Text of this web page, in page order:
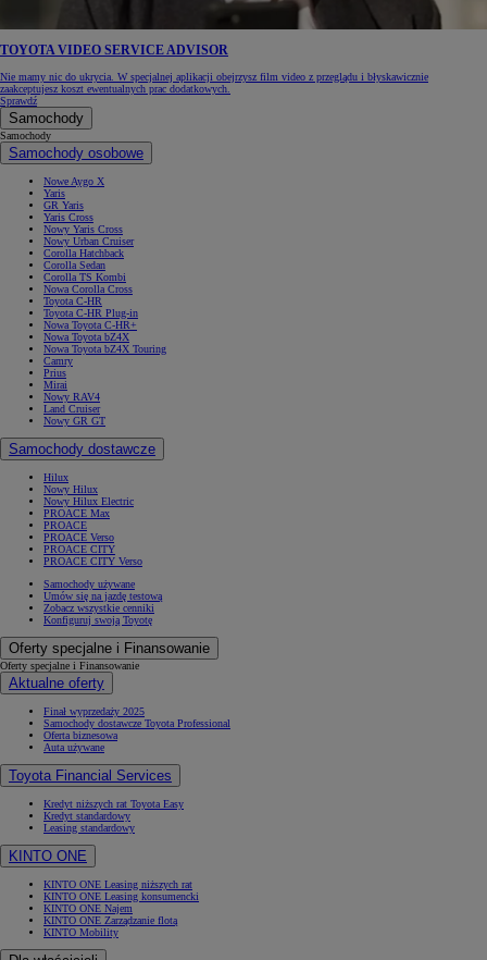
TOYOTA VIDEO SERVICE ADVISOR
Nie mamy nic do ukrycia. W specjalnej aplikacji obejrzysz film video z przeglądu i błyskawicznie
zaakceptujesz koszt ewentualnych prac dodatkowych.
Sprawdź
Samochody
Samochody
Samochody osobowe
Nowe Aygo X
Yaris
GR Yaris
Yaris Cross
Nowy Yaris Cross
Nowy Urban Cruiser
Corolla Hatchback
Corolla Sedan
Corolla TS Kombi
Nowa Corolla Cross
Toyota C-HR
Toyota C-HR Plug-in
Nowa Toyota C-HR+
Nowa Toyota bZ4X
Nowa Toyota bZ4X Touring
Camry
Prius
Mirai
Nowy RAV4
Land Cruiser
Nowy GR GT
Samochody dostawcze
Hilux
Nowy Hilux
Nowy Hilux Electric
PROACE Max
PROACE
PROACE Verso
PROACE CITY
PROACE CITY Verso
Samochody używane
Umów się na jazdę testową
Zobacz wszystkie cenniki
Konfiguruj swoją Toyotę
Oferty specjalne i Finansowanie
Oferty specjalne i Finansowanie
Aktualne oferty
Finał wyprzedaży 2025
Samochody dostawcze Toyota Professional
Oferta biznesowa
Auta używane
Toyota Financial Services
Kredyt niższych rat Toyota Easy
Kredyt standardowy
Leasing standardowy
KINTO ONE
KINTO ONE Leasing niższych rat
KINTO ONE Leasing konsumencki
KINTO ONE Najem
KINTO ONE Zarządzanie flotą
KINTO Mobility